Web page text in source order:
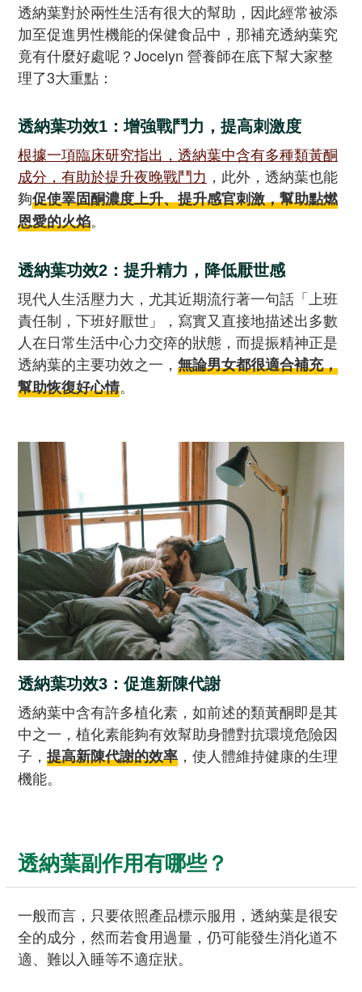
透納葉對於兩性生活有很大的幫助，因此經常被添
加至促進男性機能的保健食品中，那補充透納葉究
竟有什麼好處呢？Jocelyn 營養師在底下幫大家整
理了3大重點：
透納葉功效1：增強戰鬥力，提高刺激度
根據一項臨床研究指出，透納葉中含有多種類黃酮
成分，有助於提升夜晚戰鬥力 ，此外，透納葉也能
夠促使睪固酮濃度上升、提升感官刺激，幫助點燃
恩愛的火焰。
透納葉功效2：提升精力，降低厭世感
現代人生活壓力大，尤其近期流行著一句話「上班
責任制，下班好厭世」，寫實又直接地描述出多數
人在日常生活中心力交瘁的狀態，而提振精神正是
透納葉的主要功效之一， 無論男女都很適合補充，
幫助恢復好心情。
透納葉功效3：促進新陳代謝
透納葉中含有許多植化素，如前述的類黃酮即是其
中之一，植化素能夠有效幫助身體對抗環境危險因
子， 提高新陳代謝的效率 ，使人體維持健康的生理
機能。
透納葉副作用有哪些？
一般而言，只要依照產品標示服用，透納葉是很安
全的成分，然而若食用過量，仍可能發生消化道不
適、難以入睡等不適症狀。